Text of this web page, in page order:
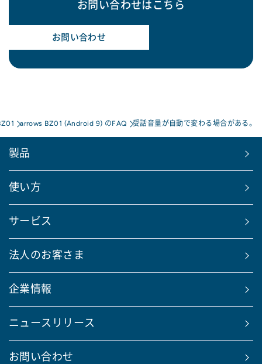
お問い合わせはこちら
お問い合わせ
arrows BZ01 (Android 9) のFAQ 受話音量が自動で変わる場合がある。
製品
使い方
サービス
法人のお客さま
企業情報
ニュースリリース
お問い合わせ